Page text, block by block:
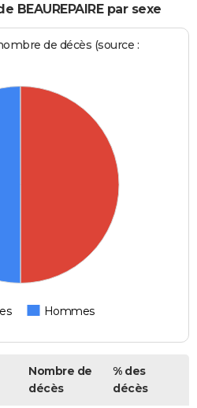
BEAUREPAIRE par sexe
de décès (source :
Hommes
Nombre de
décès
% des
décès